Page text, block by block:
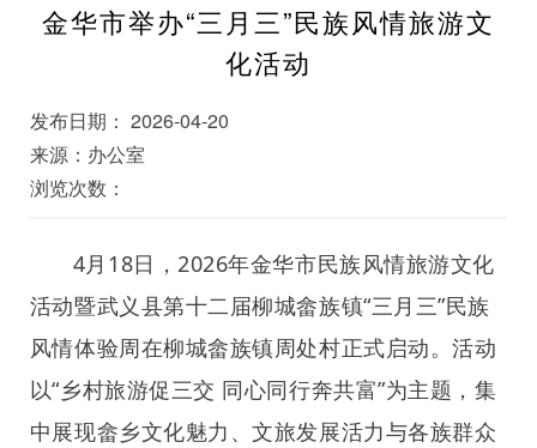
金华市举办“三月三”民族风情旅游文
化活动
发布日期： 2026-04-20
来源：办公室
浏览次数：
4月18日，2026年金华市民族风情旅游文化
活动暨武义县第十二届柳城畲族镇“三月三”民族
风情体验周在柳城畲族镇周处村正式启动。活动
以“乡村旅游促三交 同心同行奔共富”为主题，集
中展现畲乡文化魅力、文旅发展活力与各族群众